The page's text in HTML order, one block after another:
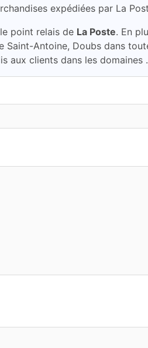
expédiées par La
point relais de La Poste. En
Antoine, Doubs dans
aux clients dans les domaines .